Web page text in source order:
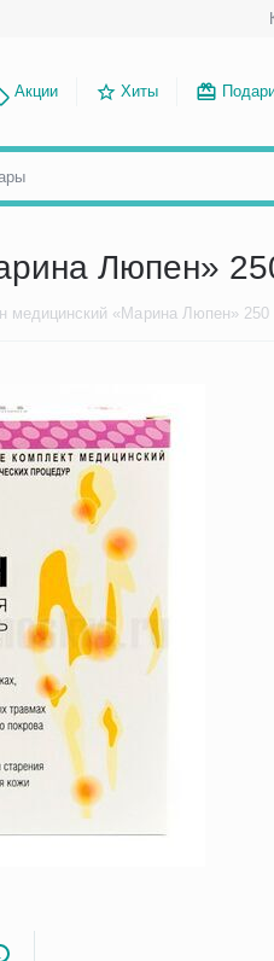
Акции Хиты
Люпен»
медицинский «Марина Люпен» 250